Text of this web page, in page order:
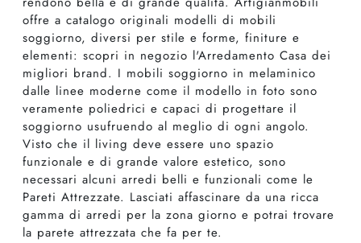
offre a catalogo originali modelli di mobili
soggiorno, diversi per stile e forme, finiture e
elementi: scopri in negozio l'Arredamento Casa dei
migliori brand. I mobili soggiorno in melaminico
dalle linee moderne come il modello in foto sono
veramente poliedrici e capaci di progettare il
soggiorno usufruendo al meglio di ogni angolo.
Visto che il living deve essere uno spazio
funzionale e di grande valore estetico, sono
necessari alcuni arredi belli e funzionali come le
Pareti Attrezzate. Lasciati affascinare da una ricca
gamma di arredi per la zona giorno e potrai trovare
la parete attrezzata che fa per te.